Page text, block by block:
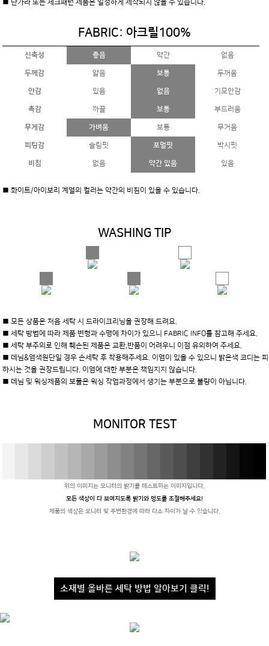
■ 단가라 또는 체크패턴 제품은 일정하게 제작되지 않을 수 있습니다.
FABRIC: 아크릴100%
신축성 좋음 약간 없음
두께감 얇음 보통 두꺼움
안감 있음 없음 기모안감
촉감 까끌 보통 부드러움
무게감 가벼움 보통 무거움
피팅감 슬림핏 포멀핏 박시핏
비침 없음 약간 있음 있음
■ 화이트/아이보리 계열의 컬러는 약간의 비침이 있을 수 있습니다.
WASHING TIP
■ 모든 상품은 처음 세탁 시 드라이크리닝을 권장해 드려요.
■ 세탁 방법에 따라 제품 변형과 수명에 차이가 있으니 FABRIC INFO를 참고해 주세요.
■ 세탁 부주의로 인해 훼손된 제품은 교환,반품이 어려우니 이점 유의하여 주세요.
■ 데님&염색원단일 경우 손세탁 후 착용해주세요. 이염이 있을 수 있으니 밝은색 코디는 피
하시는 것을 권장드립니다. 이염에 대한 부분은 책임지지 않습니다.
■ 데님 및 워싱제품의 보풀은 워싱 작업과정에서 생기는 부분으로 불량이 아닙니다.
MONITOR TEST
위의 이미지는 모니터의 밝기를 테스트하는 이미지입니다.
모든 색상이 다 보여지도록 밝기와 명도를 조절해주세요!
제품의 색상은 모니터 및 주변환경에 따라 다소 차이가 날 수 있습니다.
소재별 올바른 세탁 방법 알아보기 클릭!